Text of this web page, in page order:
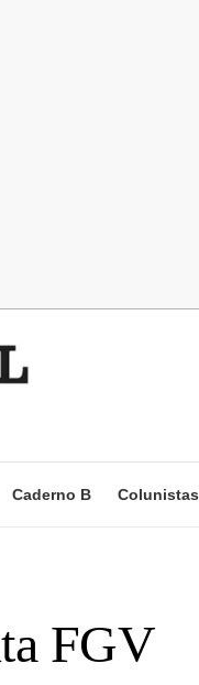
Caderno B Colunistas
FGV